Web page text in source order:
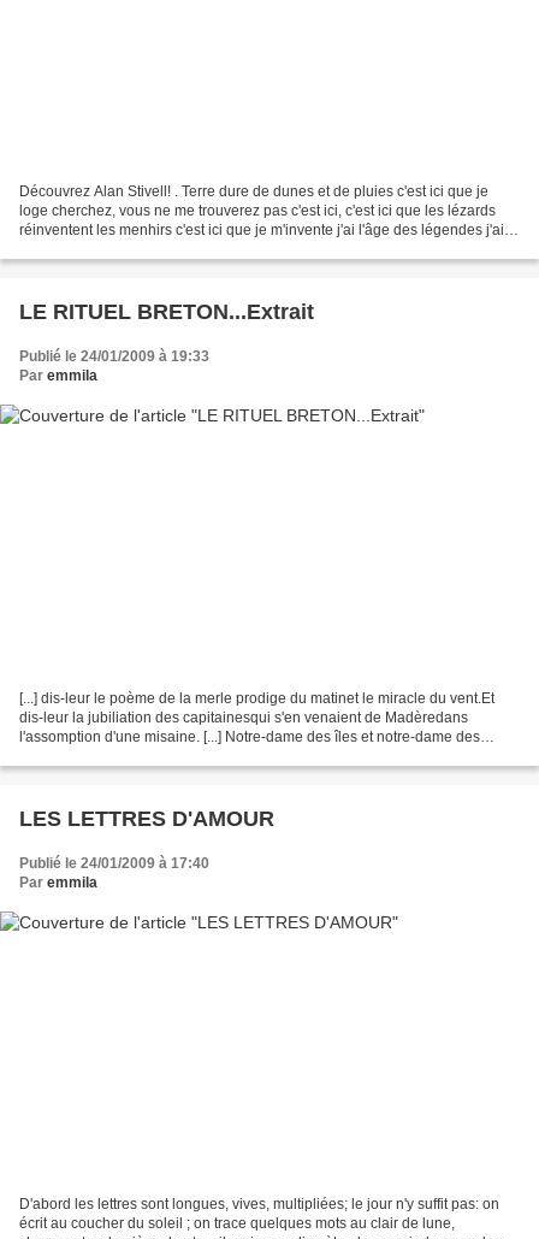
Découvrez Alan Stivell! . Terre dure de dunes et de pluies c'est ici que je
loge cherchez, vous ne me trouverez pas c'est ici, c'est ici que les lézards
réinventent les menhirs c'est ici que je m'invente j'ai l'âge des légendes j'ai
LE RITUEL BRETON...Extrait
Publié le 24/01/2009 à 19:33
Par emmila
[...] dis-leur le poème de la merle prodige du matinet le miracle du vent.Et
dis-leur la jubiliation des capitainesqui s'en venaient de Madèredans
l'assomption d'une misaine. [...] Notre-dame des îles et notre-dame des
LES LETTRES D'AMOUR
Publié le 24/01/2009 à 17:40
Par emmila
D'abord les lettres sont longues, vives, multipliées; le jour n'y suffit pas: on
écrit au coucher du soleil ; on trace quelques mots au clair de lune,